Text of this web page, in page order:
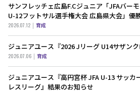
サンフレッチェ広島F.Cジュニア「JFAバー
U-12フットサル選手権大会 広島県大会」優
2026.07.12 育成
ジュニアユース『2026 Jリーグ U14サザン
2026.07.06 育成
ジュニアユース『高円宮杯 JFA U-13 サッカ
レスリーグ』結果のお知らせ